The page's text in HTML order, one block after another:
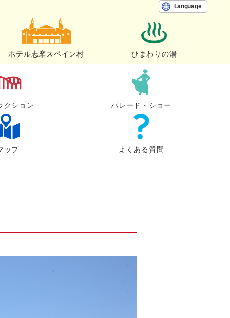
Language
ホテル志摩スペイン村 ひまわりの湯
クション パレード・ショー
ップ よくある質問